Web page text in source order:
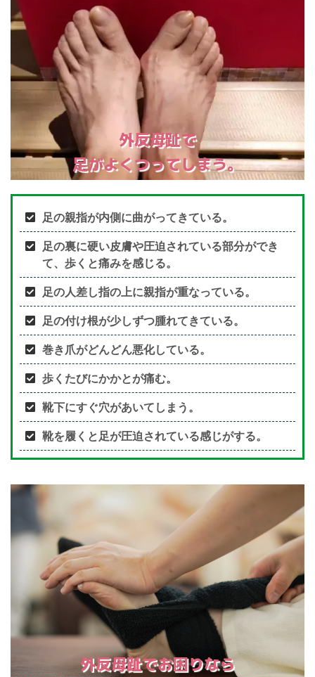
外反母趾で
足がよくつってしまう。
足の親指が内側に曲がってきている。
足の裏に硬い皮膚や圧迫されている部分ができ
て、歩くと痛みを感じる。
足の人差し指の上に親指が重なっている。
足の付け根が少しずつ腫れてきている。
巻き爪がどんどん悪化している。
歩くたびにかかとが痛む。
靴下にすぐ穴があいてしまう。
靴を履くと足が圧迫されている感じがする。
外反母趾でお困りなら